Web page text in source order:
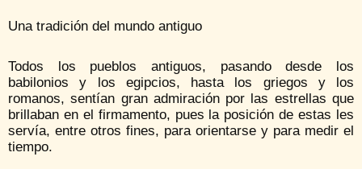
Una tradición del mundo antiguo
Todos los pueblos antiguos, pasando desde los
babilonios y los egipcios, hasta los griegos y los
romanos, sentían gran admiración por las estrellas que
brillaban en el firmamento, pues la posición de estas les
servía, entre otros fines, para orientarse y para medir el
tiempo.